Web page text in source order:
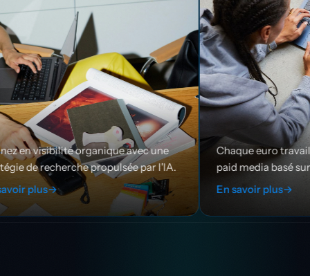
avec une
par l'IA.
Chaque euro travaille plus dur grâce au
paid media basé sur les données.
En savoir plus